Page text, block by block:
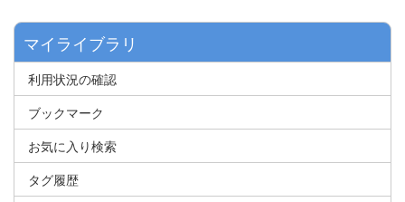
マイライブラリ
利用状況の確認
ブックマーク
お気に入り検索
タグ履歴